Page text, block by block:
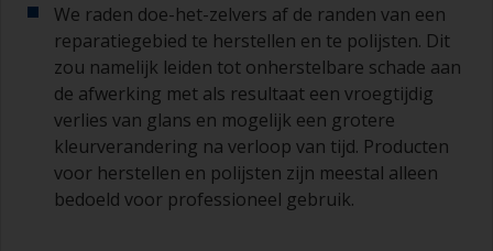
We raden doe-het-zelvers af de randen van een
reparatiegebied te herstellen en te polijsten. Dit
zou namelijk leiden tot onherstelbare schade aan
de afwerking met als resultaat een vroegtijdig
verlies van glans en mogelijk een grotere
kleurverandering na verloop van tijd. Producten
voor herstellen en polijsten zijn meestal alleen
bedoeld voor professioneel gebruik.